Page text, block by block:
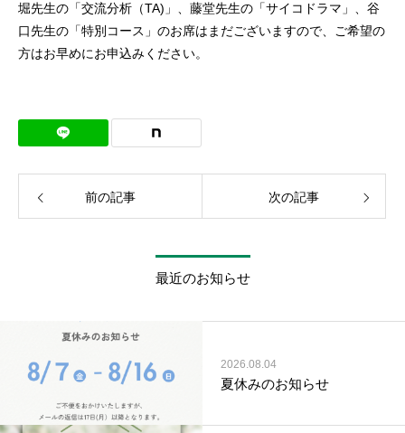
堀先生の「交流分析（TA)」、藤堂先生の「サイコドラマ」、谷
口先生の「特別コース」のお席はまだございますので、ご希望の
方はお早めにお申込みください。
前の記事 次の記事
最近のお知らせ
2026.08.04
夏休みのお知らせ